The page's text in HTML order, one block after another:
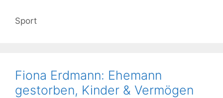
Kategorien
Sport
Fiona Erdmann: Ehemann
gestorben, Kinder & Vermögen